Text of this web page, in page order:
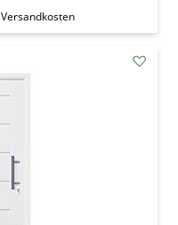
Versandkosten